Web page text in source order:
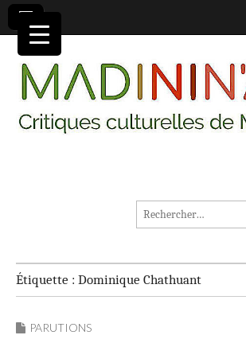
MADININ'ART
Rechercher :
Étiquette : Dominique Chathuant
PARUTIONS